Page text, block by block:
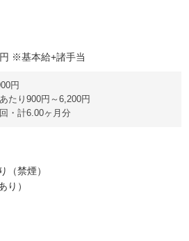
※基本給+諸手当
円
たり900円～6,200円
・計6.00ヶ月分
（禁煙）
り）